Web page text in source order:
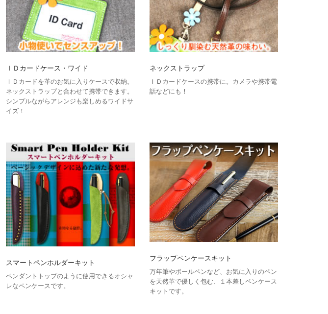
ＩＤカードケース・ワイド
ＩＤカードを革のお気に入りケースで収納。
ネックストラップと合わせて携帯できます。
シンプルながらアレンジも楽しめるワイドサ
イズ！
ネックストラップ
ＩＤカードケースの携帯に。カメラや携帯電
話などにも！
スマートペンホルダーキット
ペンダントトップのように使用できるオシャ
レなペンケースです。
フラップペンケースキット
万年筆やボールペンなど、お気に入りのペン
を天然革で優しく包む、１本差しペンケース
キットです。